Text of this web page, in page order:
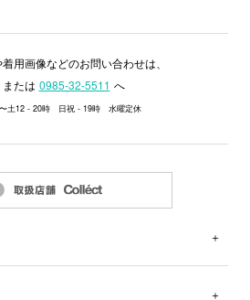
用画像などのお問い合わせは、
または 0985-32-5511 へ
〜土12 - 20時 日祝 - 19時 水曜定休